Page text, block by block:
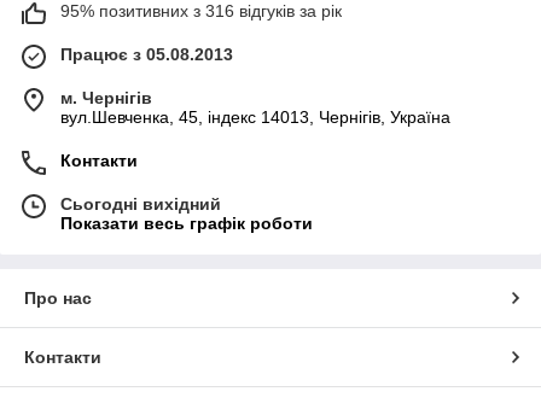
95% позитивних з 316 відгуків за рік
Працює з 05.08.2013
м. Чернігів
вул.Шевченка, 45, індекс 14013, Чернігів, Україна
Контакти
Сьогодні вихідний
Показати весь графік роботи
Про нас
Контакти